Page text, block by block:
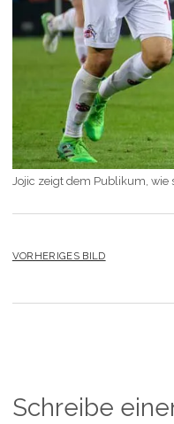
Jojic zeigt dem Publikum, wie
VORHERIGES BILD
Schreibe